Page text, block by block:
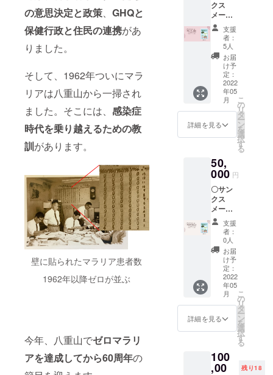
の意思決定と政策、 GHQと
保健行政と住民の連携があ
りました。
そして、1962年ついにマラ
リアは八重山から一掃され
ました。そこには、 感染症
時代を乗り越えるための教
訓があります。
壁に貼られたマラリア患者数
1962年以降ゼロが並ぶ
今年、八重山でゼロマラリ
アを達成してから60周年の
5月に郵
送いた
しま
す。 な
お掲載
の写
真・図
版・文
章の無
断転載
は、固
くお断
りいた
転載は
固くお
断りい
たしま
す。
クス
メール
〇絵本
「八重
山のマ
ラリ
ア」
（仮
題）B5
版 24
ペー
ジ カ
ラー八
重山の
マラリ
闘った
人々に
焦点を
当てな
がら、
感染症
のない
世界へ
むけて
一人一
人が何
をすべ
きかを
問いま
す。今
だから
伝えた
メッ
セー
支援
者：
5人
お届
け予
定：
2022
年05
月
詳細を見る
こ
の
リ
タ
ー
ン
を
選
択
す
る
50,
000 円
〇サン
クス
メール
〇絵本
「八重
山のマ
ラリ
ア」
（仮
題）
PDF
データ
PDF
データ
の転
用、な
掲載の
写真・
支援
者：
0人
お届
け予
定：
2022
年05
月
詳細を見る
こ
の
リ
タ
ー
ン
を
選
択
す
る
100
,00 残り18